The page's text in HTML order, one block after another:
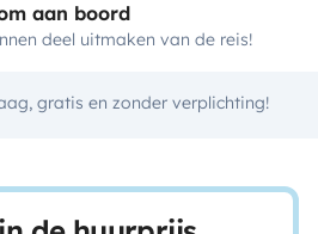
aan boord
deel uitmaken van de reis!
gratis en zonder verplichting!